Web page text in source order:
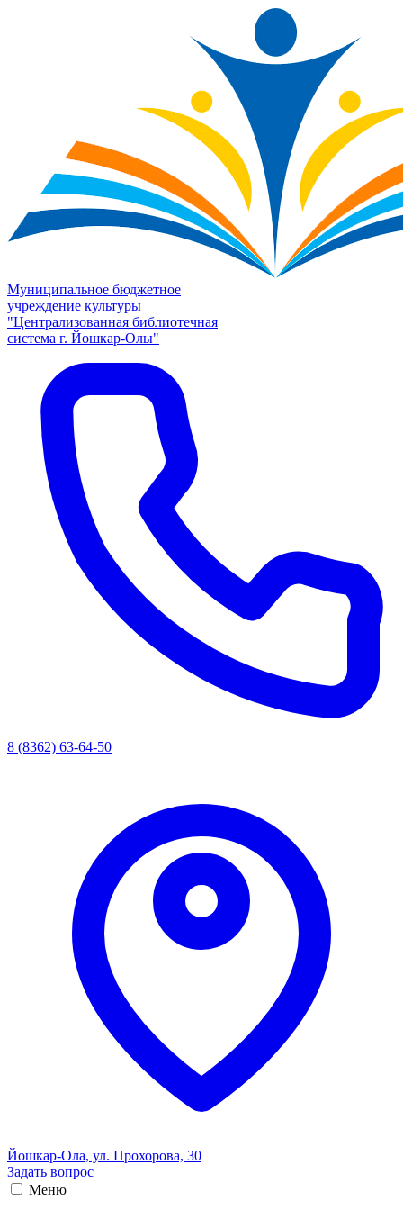
Муниципальное бюджетное
учреждение культуры
"Централизованная библиотечная
система г. Йошкар-Олы"
8 (8362) 63-64-50
Йошкар-Ола, ул. Прохорова, 30
Задать вопрос
Меню